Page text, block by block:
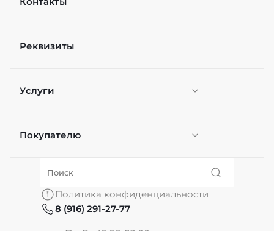
Реквизиты
Услуги
Персонификация
Покупателю
О нас
Политика конфиденциальности
8 (916) 291-27-77